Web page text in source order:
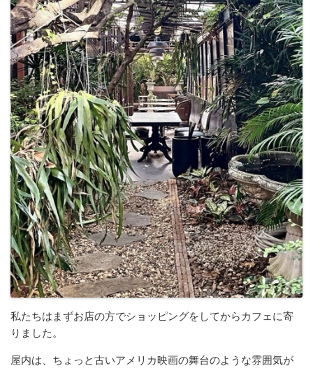
私たちはまずお店の方でショッピングをしてからカフェに寄
りました。
屋内は、ちょっと古いアメリカ映画の舞台のような雰囲気が